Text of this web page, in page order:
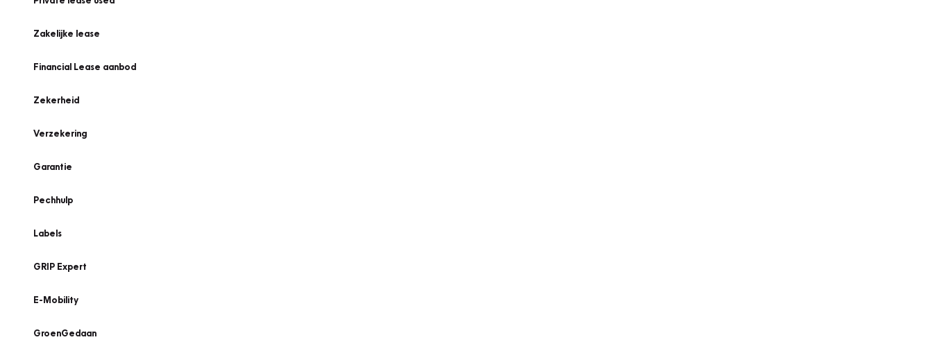
Zakelijke lease
Financial Lease aanbod
Zekerheid
Verzekering
Garantie
Pechhulp
Labels
GRIP Expert
E-Mobility
GroenGedaan